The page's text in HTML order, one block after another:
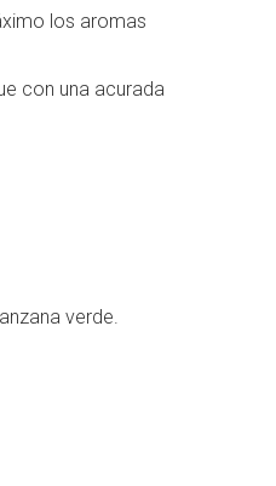
los aromas
con una acurada
verde.